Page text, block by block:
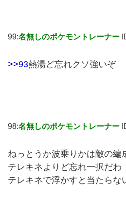
99:名無しのポケモントレーナー
>>93熱湯ど忘れクソ強いぞ
98:名無しのポケモントレーナー
ねっとうか波乗りかは敵の編
テレキネよりど忘れ一択だわ
テレキネで浮かすと当たらな